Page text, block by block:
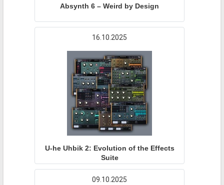
Absynth 6 – Weird by Design
16.10.2025
U-he Uhbik 2: Evolution of the Effects
Suite
09.10.2025